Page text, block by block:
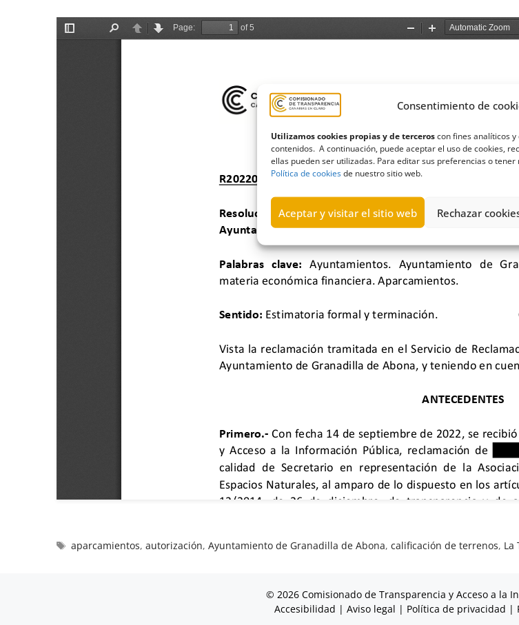
Consentimiento de
Utilizamos cookies propias y de terceroscon fines analíticos
contenidos. A continuación, puede aceptar el uso de cookies,
ellas pueden ser utilizadas. Para editar sus preferencias o
Política de cookiesde nuestro sitio web.
Aceptar y visitar el sitio web Rechazar
aparcamientos,autorización,Ayuntamiento de Granadilla de Abona,calificación de terrenos, La
© 2026 Comisionado de Transparencia y Acceso a la
Accesibilidad | Aviso legal | Política de privacidad |